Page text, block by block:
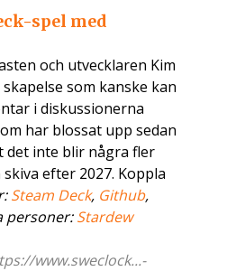
spel med
och utvecklaren Kim
som kanske kan
i diskussionerna
har blossat upp sedan
det inte blir några fler
efter 2027. Koppla
Steam Deck, Github,
personer:Stardew
www.sweclock...-